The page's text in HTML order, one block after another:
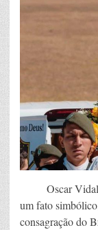
Oscar Vidal
um fato
consagração do